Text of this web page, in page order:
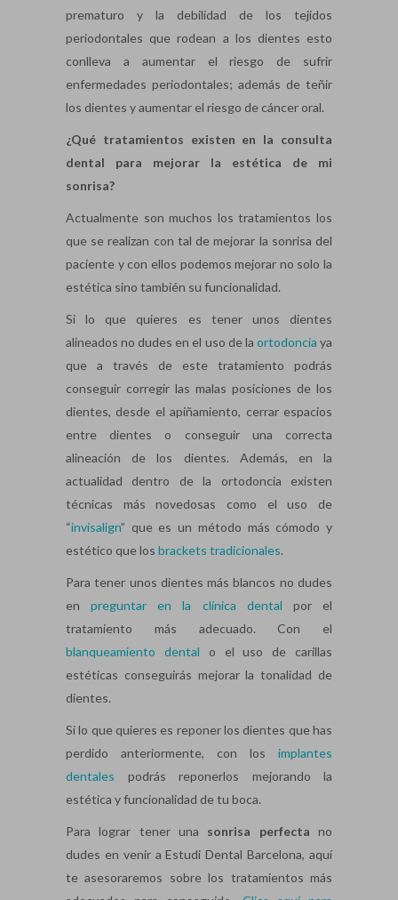
prematuro y la debilidad de los tejidos
periodontales que rodean a los dientes esto
conlleva a aumentar el riesgo de sufrir
enfermedades periodontales; además de teñir
los dientes y aumentar el riesgo de cáncer oral.
¿Qué tratamientos existen en la consulta
dental para mejorar la estética de mi
sonrisa?
Actualmente son muchos los tratamientos los
que se realizan con tal de mejorar la sonrisa del
paciente y con ellos podemos mejorar no solo la
estética sino también su funcionalidad.
Si lo que quieres es tener unos dientes
alineados no dudes en el uso de la ortodoncia ya
que a través de este tratamiento podrás
conseguir corregir las malas posiciones de los
dientes, desde el apiñamiento, cerrar espacios
entre dientes o conseguir una correcta
alineación de los dientes. Además, en la
actualidad dentro de la ortodoncia existen
técnicas más novedosas como el uso de
“invisalign” que es un método más cómodo y
estético que los brackets tradicionales.
Para tener unos dientes más blancos no dudes
enpreguntar en la clínica dental por el
tratamiento más adecuado. Con el
blanqueamiento dental o el uso de carillas
estéticas conseguirás mejorar la tonalidad de
dientes.
Si lo que quieres es reponer los dientes que has
perdido anteriormente, con los implantes
dentales podrás reponerlos mejorando la
estética y funcionalidad de tu boca.
Para lograr tener una sonrisa perfecta no
dudes en venir a Estudi Dental Barcelona, aquí
te asesoraremos sobre los tratamientos más